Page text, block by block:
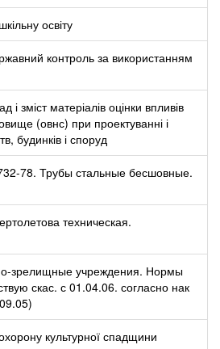
освіту
контроль за використанням
зміст матеріалів оцінки впливів
(овнс) при проектуванні і
будинків і споруд
78. Трубы стальные бесшовные.
техническая.
зрелищные учреждения. Нормы
скас. с 01.04.06. согласно нак
культурної спадщини